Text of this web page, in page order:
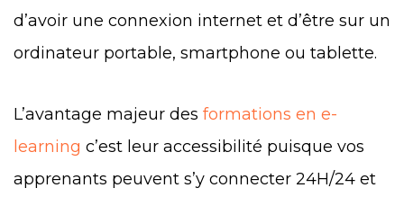
d’avoir une connexion internet et d’être sur un
ordinateur portable, smartphone ou tablette.
L’avantage majeur des formations en e-
learning c’est leur accessibilité puisque vos
apprenants peuvent s’y connecter 24H/24 et